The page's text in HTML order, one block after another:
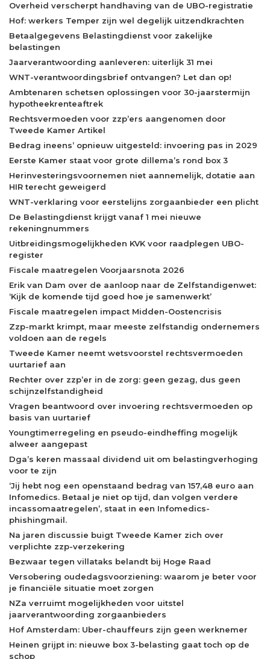
Overheid verscherpt handhaving van de UBO-registratie
Hof: werkers Temper zijn wel degelijk uitzendkrachten
Betaalgegevens Belastingdienst voor zakelijke
belastingen
Jaarverantwoording aanleveren: uiterlijk 31 mei
WNT-verantwoordingsbrief ontvangen? Let dan op!
Ambtenaren schetsen oplossingen voor 30-jaarstermijn
hypotheekrenteaftrek
Rechtsvermoeden voor zzp’ers aangenomen door
Tweede Kamer Artikel
Bedrag ineens’ opnieuw uitgesteld: invoering pas in 2029
Eerste Kamer staat voor grote dillema’s rond box 3
Herinvesteringsvoornemen niet aannemelijk, dotatie aan
HIR terecht geweigerd
WNT-verklaring voor eerstelijns zorgaanbieder een plicht
De Belastingdienst krijgt vanaf 1 mei nieuwe
rekeningnummers
Uitbreidingsmogelijkheden KVK voor raadplegen UBO-
register
Fiscale maatregelen Voorjaarsnota 2026
Erik van Dam over de aanloop naar de Zelfstandigenwet:
‘Kijk de komende tijd goed hoe je samenwerkt’
Fiscale maatregelen impact Midden-Oostencrisis
Zzp-markt krimpt, maar meeste zelfstandig ondernemers
voldoen aan de regels
Tweede Kamer neemt wetsvoorstel rechtsvermoeden
uurtarief aan
Rechter over zzp’er in de zorg: geen gezag, dus geen
schijnzelfstandigheid
Vragen beantwoord over invoering rechtsvermoeden op
basis van uurtarief
Youngtimerregeling en pseudo-eindheffing mogelijk
alweer aangepast
Dga’s keren massaal dividend uit om belastingverhoging
voor te zijn
‘Jij hebt nog een openstaand bedrag van 157,48 euro aan
Infomedics. Betaal je niet op tijd, dan volgen verdere
incassomaatregelen’, staat in een Infomedics-
phishingmail.
Na jaren discussie buigt Tweede Kamer zich over
verplichte zzp-verzekering
Bezwaar tegen villataks belandt bij Hoge Raad
Versobering oudedagsvoorziening: waarom je beter voor
je financiële situatie moet zorgen
NZa verruimt mogelijkheden voor uitstel
jaarverantwoording zorgaanbieders
Hof Amsterdam: Uber-chauffeurs zijn geen werknemer
Heinen grijpt in: nieuwe box 3-belasting gaat toch op de
schop